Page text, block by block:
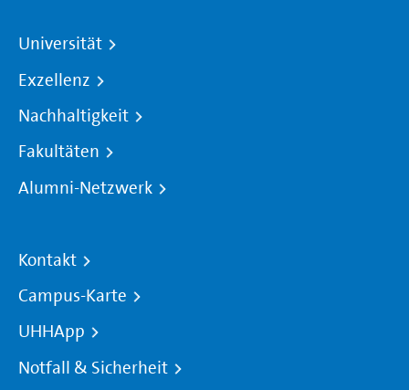
Universität
Exzellenz
Nachhaltigkeit
Fakultäten
Alumni-Netzwerk
Kontakt
Campus-Karte
UHHApp
Notfall & Sicherheit